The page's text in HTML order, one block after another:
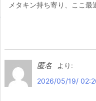
メタキン持ち寄り、ここ最
匿名
より:
2026/05/19/